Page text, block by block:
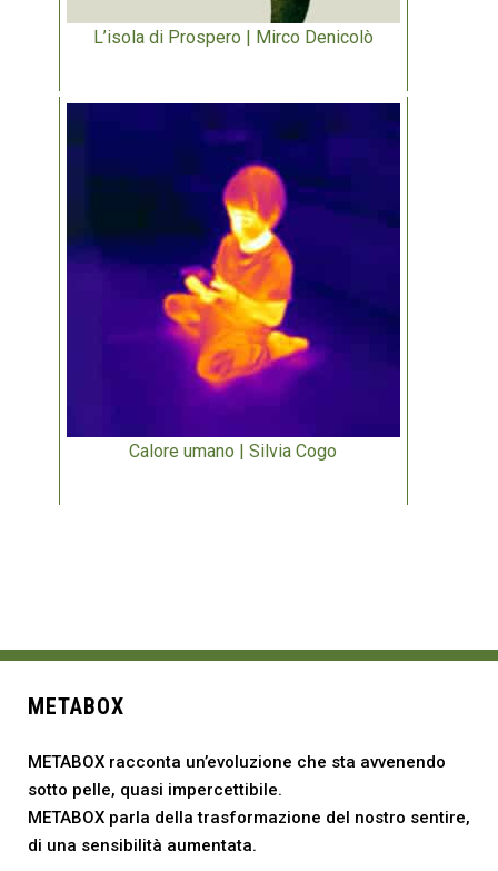
L’isola di Prospero | Mirco Denicolò
Calore umano | Silvia Cogo
METABOX
METABOX racconta un’evoluzione che sta avvenendo
sotto pelle, quasi impercettibile.
METABOX parla della trasformazione del nostro sentire,
di una sensibilità aumentata.